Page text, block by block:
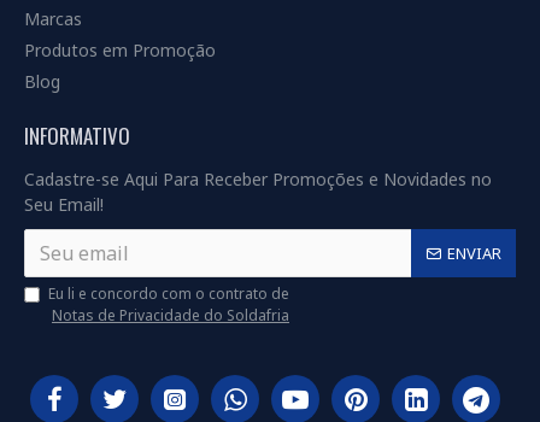
Marcas
Produtos em Promoção
Blog
INFORMATIVO
Cadastre-se Aqui Para Receber Promoções e Novidades no
Seu Email!
ENVIAR
Eu li e concordo com o contrato de
Notas de Privacidade do Soldafria